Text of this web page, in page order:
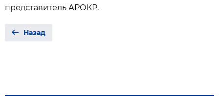
представитель АРОКР.
Назад